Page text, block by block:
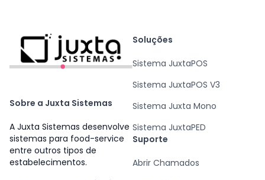
Sobre a Juxta Sistemas
A Juxta Sistemas desenvolve
sistemas para food-service
entre outros tipos de
estabelecimentos.
Soluções
Sistema JuxtaPOS
Sistema JuxtaPOS V3
Sistema Juxta Mono
Sistema JuxtaPED
Suporte
Abrir Chamados